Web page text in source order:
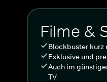
Filme &
Blockbuster kurz
Exklusive und
Auch im
TV